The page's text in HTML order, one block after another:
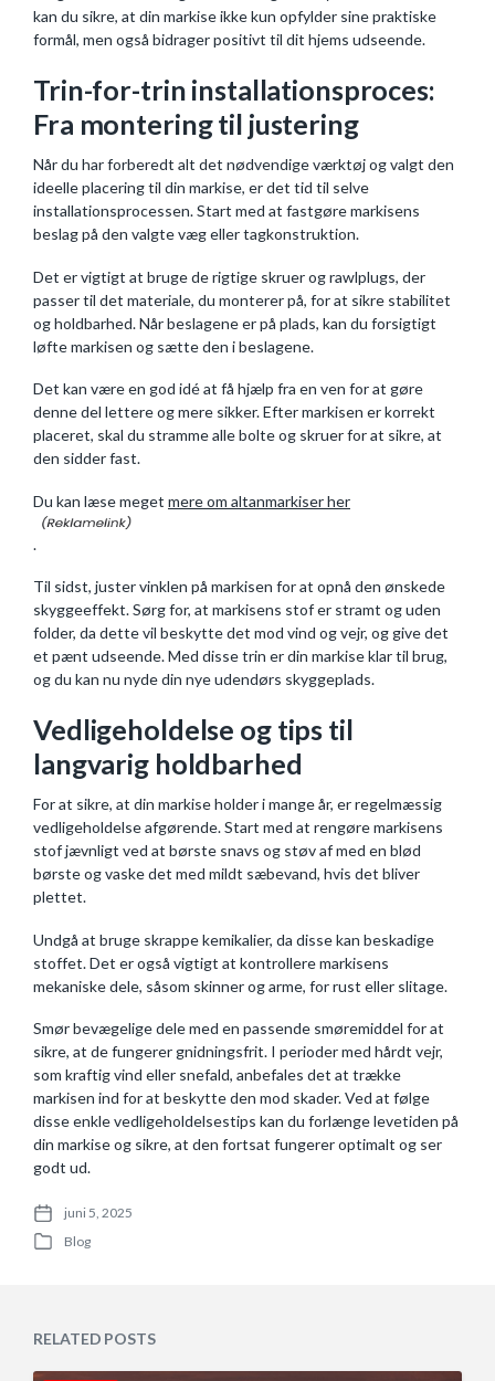
kan du sikre, at din markise ikke kun opfylder sine praktiske
formål, men også bidrager positivt til dit hjems udseende.
Trin-for-trin installationsproces:
Fra montering til justering
Når du har forberedt alt det nødvendige værktøj og valgt den
ideelle placering til din markise, er det tid til selve
installationsprocessen. Start med at fastgøre markisens
beslag på den valgte væg eller tagkonstruktion.
Det er vigtigt at bruge de rigtige skruer og rawlplugs, der
passer til det materiale, du monterer på, for at sikre stabilitet
og holdbarhed. Når beslagene er på plads, kan du forsigtigt
løfte markisen og sætte den i beslagene.
Det kan være en god idé at få hjælp fra en ven for at gøre
denne del lettere og mere sikker. Efter markisen er korrekt
placeret, skal du stramme alle bolte og skruer for at sikre, at
den sidder fast.
Du kan læse meget mere om altanmarkiser her
.
Til sidst, juster vinklen på markisen for at opnå den ønskede
skyggeeffekt. Sørg for, at markisens stof er stramt og uden
folder, da dette vil beskytte det mod vind og vejr, og give det
et pænt udseende. Med disse trin er din markise klar til brug,
og du kan nu nyde din nye udendørs skyggeplads.
Vedligeholdelse og tips til
langvarig holdbarhed
For at sikre, at din markise holder i mange år, er regelmæssig
vedligeholdelse afgørende. Start med at rengøre markisens
stof jævnligt ved at børste snavs og støv af med en blød
børste og vaske det med mildt sæbevand, hvis det bliver
plettet.
Undgå at bruge skrappe kemikalier, da disse kan beskadige
stoffet. Det er også vigtigt at kontrollere markisens
mekaniske dele, såsom skinner og arme, for rust eller slitage.
Smør bevægelige dele med en passende smøremiddel for at
sikre, at de fungerer gnidningsfrit. I perioder med hårdt vejr,
som kraftig vind eller snefald, anbefales det at trække
markisen ind for at beskytte den mod skader. Ved at følge
disse enkle vedligeholdelsestips kan du forlænge levetiden på
din markise og sikre, at den fortsat fungerer optimalt og ser
godt ud.
P
t
juni 5, 2025
P
d
i
Blog
RELATED POSTS